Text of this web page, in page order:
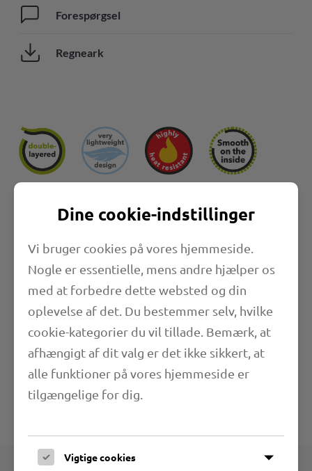
Forespørgsel
Regneark
Anvendelsesområder
Yderligere oplysninger
Dine cookie-indstillinger
Vi bruger cookies på vores hjemmeside.
Nogle er essentielle, mens andre hjælper os
med at forbedre dette websted og din
oplevelse af det. Du bestemmer selv, hvilke
cookie-kategorier du vil tillade. Bemærk, at
afhængigt af dit valg er det ikke sikkert, at
alle funktioner på vores hjemmeside er
tilgængelige for dig.
Vigtige cookies